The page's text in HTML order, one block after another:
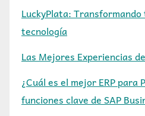
LuckyPlata:
tecnología
Las Mejores Experiencias
¿Cuál es el mejor ERP para
funciones clave de SAP